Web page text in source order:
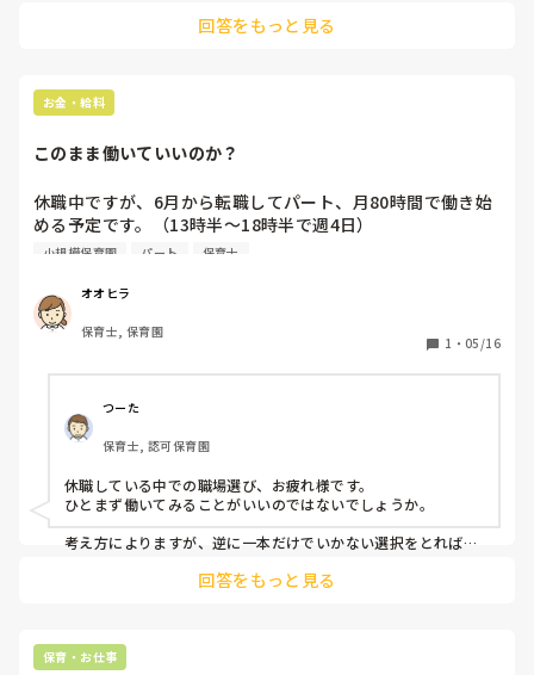
いつもありがとうございます〜助かります〜で持ち上げて、す
ただへんにプライドが高い人は敬ってる感だすだけで満足して
ぶつくさ言いながらやってくれますよ。
回答をもっと見る
お金・給料
このまま働いていいのか？
休職中ですが、6月から転職してパート、月80時間で働き始
める予定です。（13時半〜18時半で週4日）
に合うところがなく苦戦しています。
いずれは保育士一本でやっていきたいのですが、保育園側が
現在昼の時間帯の保育士が充実しているし、子どもも今後増
えるかわからないから時間を伸ばすのは確定ではないと言わ
れました。
最初求人の記載では一日7時間勤務となっていましたが打ち
合わせの段階で段々と話が変わり今こうなってます。
2ヶ月目からは時間を伸ばすと言われてたもののそれが今と
なっては確定ではないと言われ、ちょっとずつ不信感を抱い
小規模保育園 パート 保育士
オオヒラ
保育士, 保育園
1 ・ 05/16
つーた
保育士, 認可保育園
休職している中での職場選び、お疲れ様です。
ひとまず働いてみることがいいのではないでしょうか。
考え方によりますが、逆に一本だけでいかない選択をとれば、
結局、正社員で働くとなればフルタイムになって他を考えよう
他の職業半分のダブルワークで収入を得る方法もあるか？など
回答をもっと見る
保育・お仕事